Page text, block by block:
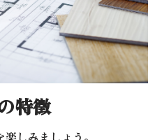
特徴
楽しみましょう。